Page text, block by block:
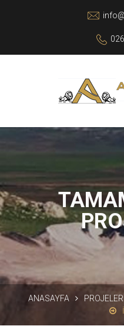
ANASAYFA PROJELER